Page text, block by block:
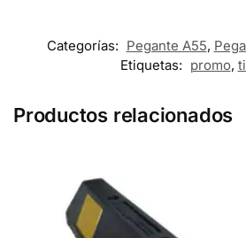
Categorías: Pegante A55,
Etiquetas: promo,
Productos relacionados